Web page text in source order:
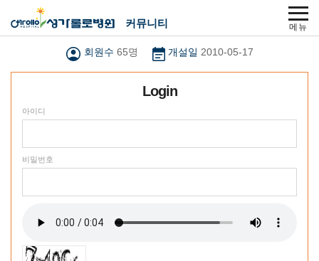
커뮤니티
사이트
회원수 65명 개설일 2010-05-17
Login
아이디
비밀번호